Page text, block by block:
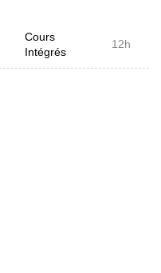
Cours
Intégrés
12h